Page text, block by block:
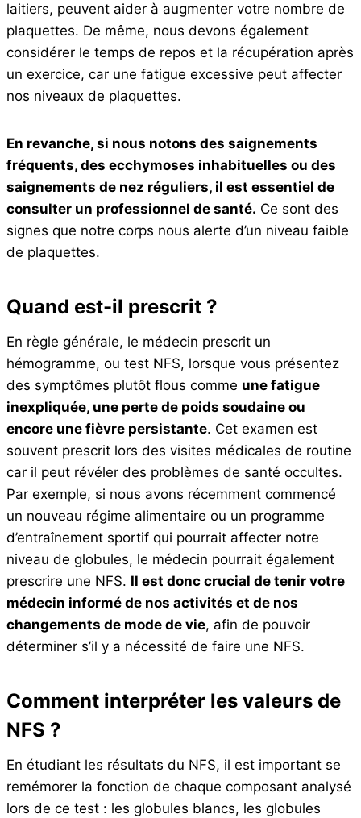
laitiers, peuvent aider à augmenter votre nombre de
plaquettes. De même, nous devons également
considérer le temps de repos et la récupération après
un exercice, car une fatigue excessive peut affecter
nos niveaux de plaquettes.
En revanche, si nous notons des saignements
fréquents, des ecchymoses inhabituelles ou des
saignements de nez réguliers, il est essentiel de
consulter un professionnel de santé. Ce sont des
signes que notre corps nous alerte d’un niveau faible
de plaquettes.
Quand est-il prescrit ?
En règle générale, le médecin prescrit un
hémogramme, ou test NFS, lorsque vous présentez
des symptômes plutôt flous comme une fatigue
inexpliquée, une perte de poids soudaine ou
encore une fièvre persistante. Cet examen est
souvent prescrit lors des visites médicales de routine
car il peut révéler des problèmes de santé occultes.
Par exemple, si nous avons récemment commencé
un nouveau régime alimentaire ou un programme
d’entraînement sportif qui pourrait affecter notre
niveau de globules, le médecin pourrait également
prescrire une NFS. Il est donc crucial de tenir votre
médecin informé de nos activités et de nos
changements de mode de vie, afin de pouvoir
déterminer s’il y a nécessité de faire une NFS.
Comment interpréter les valeurs de
NFS ?
En étudiant les résultats du NFS, il est important se
remémorer la fonction de chaque composant analysé
lors de ce test : les globules blancs, les globules